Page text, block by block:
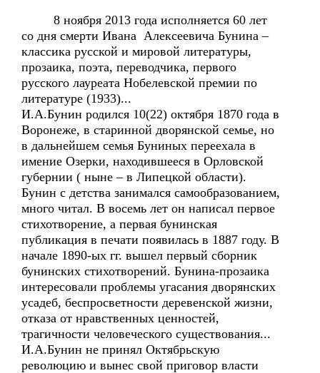
8 ноября 2013 года исполняется 60 лет
со дня смерти Ивана Алексеевича Бунина –
классика русской и мировой литературы,
прозаика, поэта, переводчика, первого
русского лауреата Нобелевской премии по
литературе (1933)...
И.А.Бунин родился 10(22) октября 1870 года в
Воронеже, в старинной дворянской семье, но
в дальнейшем семья Буниных переехала в
имение Озерки, находившееся в Орловской
губернии ( ныне – в Липецкой области).
Бунин с детства занимался самообразованием,
много читал. В восемь лет он написал первое
стихотворение, а первая бунинская
публикация в печати появилась в 1887 году. В
начале 1890-ых гг. вышел первый сборник
бунинских стихотворений. Бунина-прозаика
интересовали проблемы угасания дворянских
усадеб, беспросветности деревенской жизни,
отказа от нравственных ценностей,
трагичности человеческого существования...
И.А.Бунин не принял Октябрьскую
революцию и вынес свой приговор власти